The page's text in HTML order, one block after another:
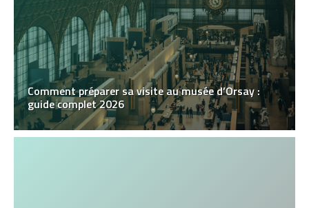
Comment préparer sa visite au musée d’Orsay :
guide complet 2026